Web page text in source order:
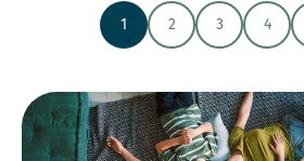
1 2 3 4